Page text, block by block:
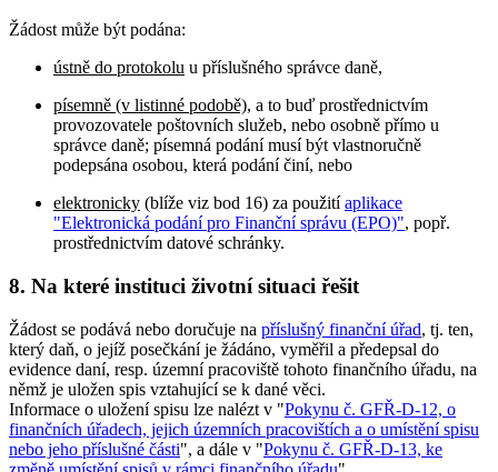
Žádost může být podána:
ústně do protokolu u příslušného správce daně,
písemně (v listinné podobě), a to buď prostřednictvím
provozovatele poštovních služeb, nebo osobně přímo u
správce daně; písemná podání musí být vlastnoručně
podepsána osobou, která podání činí, nebo
elektronicky (blíže viz bod 16) za použitíaplikace
"Elektronická podání pro Finanční správu (EPO)", popř.
prostřednictvím datové schránky.
8. Na které instituci životní situaci řešit
Žádost se podává nebo doručuje na příslušný finanční úřad, tj. ten,
který daň, o jejíž posečkání je žádáno, vyměřil a předepsal do
evidence daní, resp. územní pracoviště tohoto finančního úřadu, na
němž je uložen spis vztahující se k dané věci.
Informace o uložení spisu lze nalézt v "Pokynu č. GFŘ-D-12, o
finančních úřadech, jejich územních pracovištích a o umístění spisu
nebo jeho příslušné části", a dále v "Pokynu č. GFŘ-D-13, ke